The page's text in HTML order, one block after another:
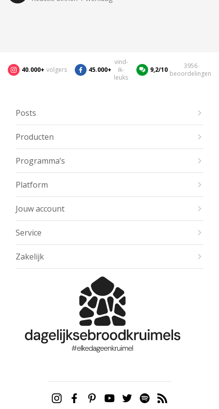
40.000+ volgers 45.000+
vind-
ik-
leuks
9,2/10
3956
beoordelingen
Posts
Producten
Programma’s
Platform
Jouw account
Service
Zakelijk